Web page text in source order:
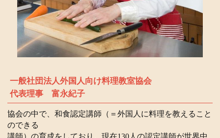
一般社団法人外国人向け料理教室協会
代表理事 富永紀子
協会の中で、和食認定講師（＝外国人に料理を教えること
のできる
講師）の育成をしており、現在130人の認定講師が世界中